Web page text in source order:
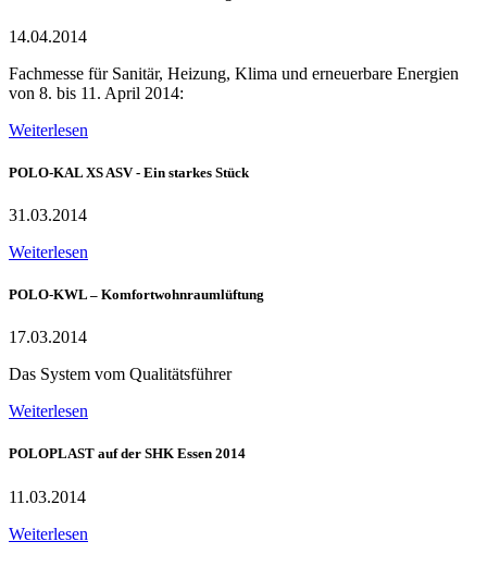
14.04.2014
Fachmesse für Sanitär, Heizung, Klima und erneuerbare Energien
von 8. bis 11. April 2014:
Weiterlesen
POLO-KAL XS ASV - Ein starkes Stück
31.03.2014
Weiterlesen
POLO-KWL – Komfortwohnraumlüftung
17.03.2014
Das System vom Qualitätsführer
Weiterlesen
POLOPLAST auf der SHK Essen 2014
11.03.2014
Weiterlesen